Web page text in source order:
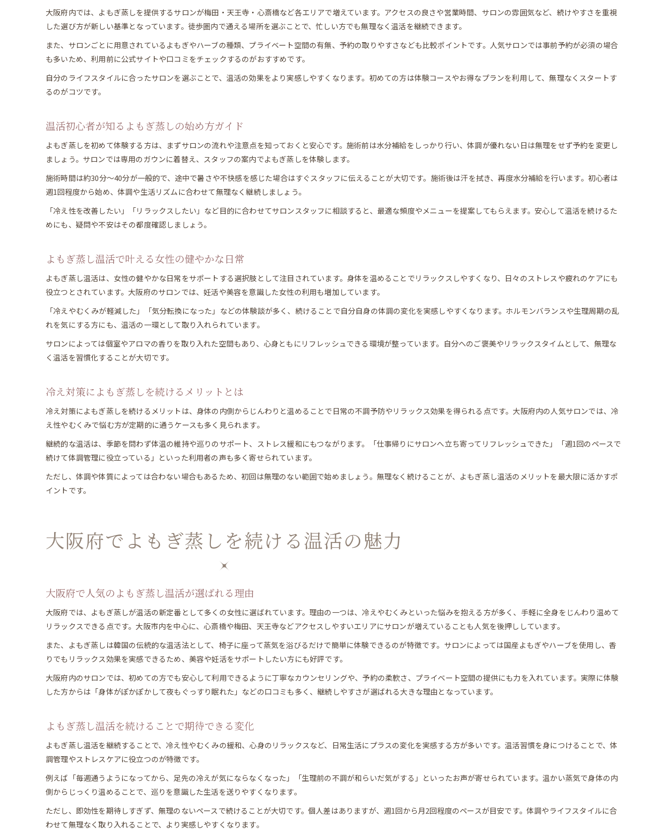
温活中によもぎ蒸しで心も体もほぐれる理由
よもぎ蒸し温活がもたらす癒しの時間の魅力
リフレッシュできるよもぎ蒸し温活の過ごし方
よもぎ蒸し温活でストレスを緩和する方法
よもぎ蒸しで温まる大阪府女性の新習慣
よもぎ蒸し温活で広がる大阪府女性の交流
よもぎ蒸し温活が妊活中女性に支持される背景
よもぎ蒸し温活がもたらす心身へのサポート力
大阪府内では、よもぎ蒸しを提供するサロンが梅田・天王寺・心斎橋など各エリアで増えています。アクセスの良さや営業時間、サロンの雰囲気など、続けやすさを重視
した選び方が新しい基準となっています。徒歩圏内で通える場所を選ぶことで、忙しい方でも無理なく温活を継続できます。
また、サロンごとに用意されているよもぎやハーブの種類、プライベート空間の有無、予約の取りやすさなども比較ポイントです。人気サロンでは事前予約が必須の場合
も多いため、利用前に公式サイトや口コミをチェックするのがおすすめです。
自分のライフスタイルに合ったサロンを選ぶことで、温活の効果をより実感しやすくなります。初めての方は体験コースやお得なプランを利用して、無理なくスタートす
るのがコツです。
温活初心者が知るよもぎ蒸しの始め方ガイド
よもぎ蒸しを初めて体験する方は、まずサロンの流れや注意点を知っておくと安心です。施術前は水分補給をしっかり行い、体調が優れない日は無理をせず予約を変更し
ましょう。サロンでは専用のガウンに着替え、スタッフの案内でよもぎ蒸しを体験します。
施術時間は約30分～40分が一般的で、途中で暑さや不快感を感じた場合はすぐスタッフに伝えることが大切です。施術後は汗を拭き、再度水分補給を行います。初心者は
週1回程度から始め、体調や生活リズムに合わせて無理なく継続しましょう。
「冷え性を改善したい」「リラックスしたい」など目的に合わせてサロンスタッフに相談すると、最適な頻度やメニューを提案してもらえます。安心して温活を続けるた
めにも、疑問や不安はその都度確認しましょう。
よもぎ蒸し温活で叶える女性の健やかな日常
よもぎ蒸し温活は、女性の健やかな日常をサポートする選択肢として注目されています。身体を温めることでリラックスしやすくなり、日々のストレスや疲れのケアにも
役立つとされています。大阪府のサロンでは、妊活や美容を意識した女性の利用も増加しています。
「冷えやむくみが軽減した」「気分転換になった」などの体験談が多く、続けることで自分自身の体調の変化を実感しやすくなります。ホルモンバランスや生理周期の乱
れを気にする方にも、温活の一環として取り入れられています。
サロンによっては個室やアロマの香りを取り入れた空間もあり、心身ともにリフレッシュできる環境が整っています。自分へのご褒美やリラックスタイムとして、無理な
く温活を習慣化することが大切です。
冷え対策によもぎ蒸しを続けるメリットとは
冷え対策によもぎ蒸しを続けるメリットは、身体の内側からじんわりと温めることで日常の不調予防やリラックス効果を得られる点です。大阪府内の人気サロンでは、冷
え性やむくみで悩む方が定期的に通うケースも多く見られます。
継続的な温活は、季節を問わず体温の維持や巡りのサポート、ストレス緩和にもつながります。「仕事帰りにサロンへ立ち寄ってリフレッシュできた」「週1回のペースで
続けて体調管理に役立っている」といった利用者の声も多く寄せられています。
ただし、体調や体質によっては合わない場合もあるため、初回は無理のない範囲で始めましょう。無理なく続けることが、よもぎ蒸し温活のメリットを最大限に活かすポ
イントです。
大阪府でよもぎ蒸しを続ける温活の魅力
大阪府で人気のよもぎ蒸し温活が選ばれる理由
大阪府では、よもぎ蒸しが温活の新定番として多くの女性に選ばれています。理由の一つは、冷えやむくみといった悩みを抱える方が多く、手軽に全身をじんわり温めて
リラックスできる点です。大阪市内を中心に、心斎橋や梅田、天王寺などアクセスしやすいエリアにサロンが増えていることも人気を後押ししています。
また、よもぎ蒸しは韓国の伝統的な温活法として、椅子に座って蒸気を浴びるだけで簡単に体験できるのが特徴です。サロンによっては国産よもぎやハーブを使用し、香
りでもリラックス効果を実感できるため、美容や妊活をサポートしたい方にも好評です。
大阪府内のサロンでは、初めての方でも安心して利用できるように丁寧なカウンセリングや、予約の柔軟さ、プライベート空間の提供にも力を入れています。実際に体験
した方からは「身体がぽかぽかして夜もぐっすり眠れた」などの口コミも多く、継続しやすさが選ばれる大きな理由となっています。
よもぎ蒸し温活を続けることで期待できる変化
よもぎ蒸し温活を継続することで、冷え性やむくみの緩和、心身のリラックスなど、日常生活にプラスの変化を実感する方が多いです。温活習慣を身につけることで、体
調管理やストレスケアに役立つのが特徴です。
例えば「毎週通うようになってから、足先の冷えが気にならなくなった」「生理前の不調が和らいだ気がする」といったお声が寄せられています。温かい蒸気で身体の内
側からじっくり温めることで、巡りを意識した生活を送りやすくなります。
ただし、即効性を期待しすぎず、無理のないペースで続けることが大切です。個人差はありますが、週1回から月2回程度のペースが目安です。体調やライフスタイルに合
わせて無理なく取り入れることで、より実感しやすくなります。